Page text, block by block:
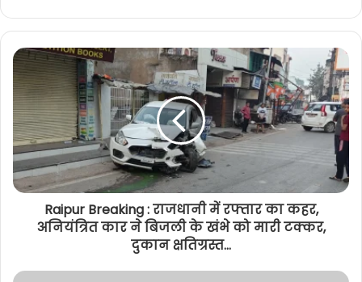
Raipur Breaking : राजधानी में रफ्तार का कहर,
अनियंत्रित कार ने बिजली के खंभे को मारी टक्कर,
दुकान क्षतिग्रस्त...